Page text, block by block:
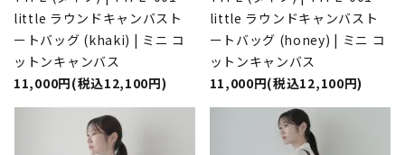
little ラウンドキャンバスト
ートバッグ (khaki) | ミニ コ
ットンキャンバス
11,000円(税込12,100円)
little ラウンドキャンバスト
ートバッグ (honey) | ミニ コ
ットンキャンバス
11,000円(税込12,100円)